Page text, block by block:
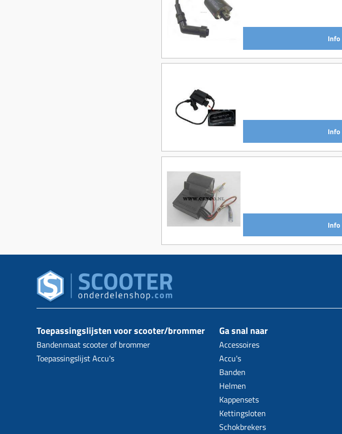
Info
Info
Info
Toepassingslijsten voor scooter/brommer
Bandenmaat scooter of brommer
Toepassingslijst Accu's
Ga snal naar
Accessoires
Accu's
Banden
Helmen
Kappensets
Kettingsloten
Schokbrekers